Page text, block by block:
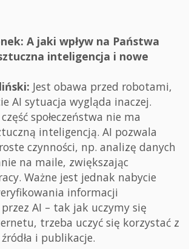
A jaki wpływ na Państwa
inteligencja i nowe
Jest obawa przed robotami,
AI sytuacja wygląda inaczej.
społeczeństwa nie ma
inteligencją. AI pozwala
czynności, np. analizę danych
na maile, zwiększając
Ważne jest jednak nabycie
informacji
AI – tak jak uczymy się
trzeba uczyć się korzystać z
i publikacje.